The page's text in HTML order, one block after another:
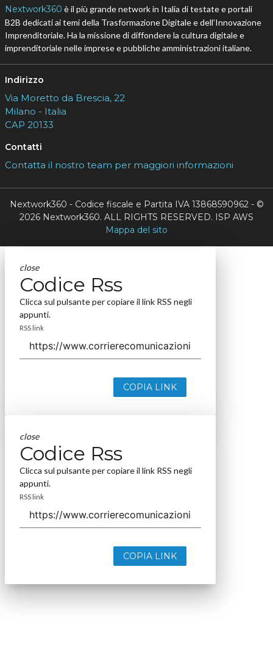
Nextwork360 è il più grande network in Italia di testate e portali
B2B dedicati ai temi della Trasformazione Digitale e dell’Innovazione
Imprenditoriale. Ha la missione di diffondere la cultura digitale e
imprenditoriale nelle imprese e pubbliche amministrazioni italiane.
Indirizzo
Via Moretto da Brescia, 22
Milano - Italia
CAP 20133
Contatti
Contatta il nostro team per maggiori informazioni
Nextwork360 - Codice fiscale e Partita IVA 13868590962 - ©
2026 Nextwork360. ALL RIGHTS RESERVED. ISP AWS
Mappa del sito
close
Codice Rss
Clicca sul pulsante per copiare il link RSS negli
appunti.
RSS link
COPIA LINK
close
Codice Rss
Clicca sul pulsante per copiare il link RSS negli
appunti.
RSS link
COPIA LINK